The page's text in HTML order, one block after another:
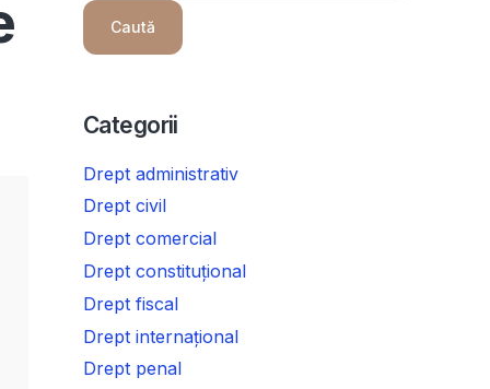
Caută
Categorii
Drept administrativ
Drept civil
Drept comercial
Drept constituțional
Drept fiscal
Drept internațional
Drept penal